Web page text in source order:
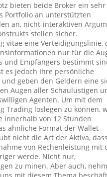
bieten beide Broker ein sehr
Portfolio an unterstützten
an, nicht-interaktiven
stellen sicher.
vitae eine Verteidigungslinie,
nur für die
und Empfängers bestimmt
es jedoch Ihre persönliche
und geben den Geldern eine
Augen aller Schaulustigen
Agenten. Um mit dem
Trading loslegen zu können,
innerhalb von 12 Stunden
ähnliche Format der Wallet-
nicht die Art der Aktiva,
von Rechenleistung mit
werde. Nicht nur,
zu minen. Aber auch,